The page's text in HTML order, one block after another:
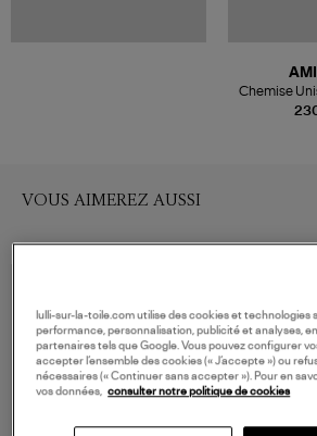
Chemise
VOUS AIMEREZ AUSSI
lulli-sur-la-toile.com utilise des cookies et technologies
performance, personnalisation, publicité et analyses,
partenaires tels que Google. Vous pouvez configurer
accepter l’ensemble des cookies (« J’accepte ») ou
nécessaires (« Continuer sans accepter »). Pour en
vos données,
consulter notre politique de cookies